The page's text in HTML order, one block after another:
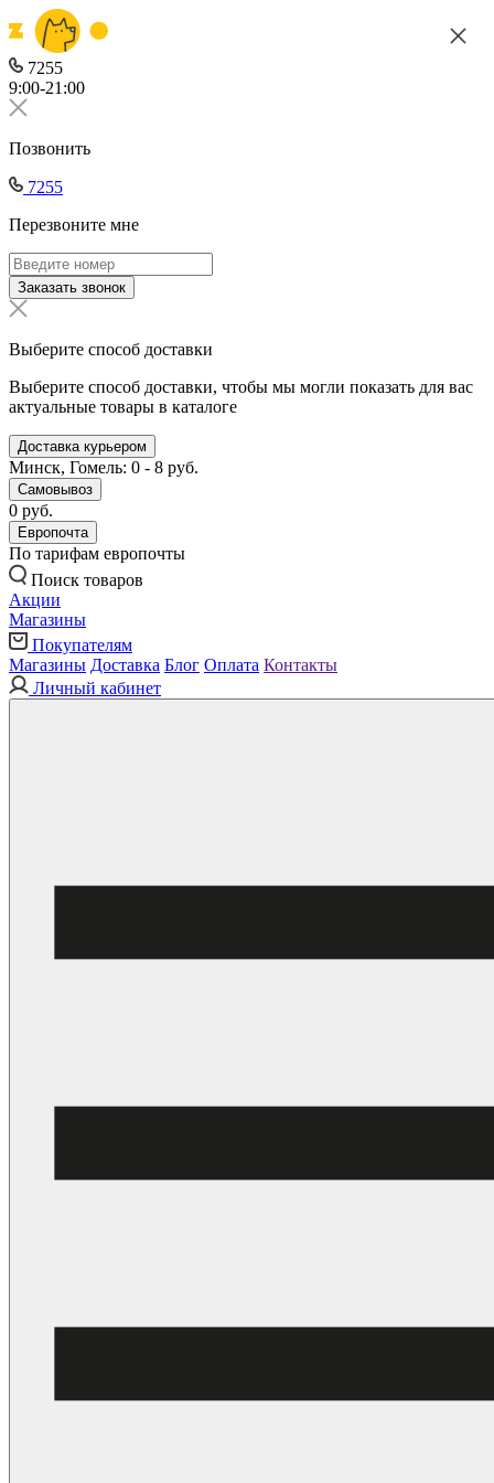
7255
9:00-21:00
Позвонить
7255
Перезвоните мне
Заказать звонок
Выберите способ доставки
Выберите способ доставки, чтобы мы могли показать для вас
актуальные товары в каталоге
Доставка курьером
Минск, Гомель: 0 - 8 руб.
Самовывоз
0 руб.
Европочта
По тарифам европочты
Поиск товаров
Акции
Магазины
Покупателям
Магазины Доставка Блог Оплата Контакты
Личный кабинет